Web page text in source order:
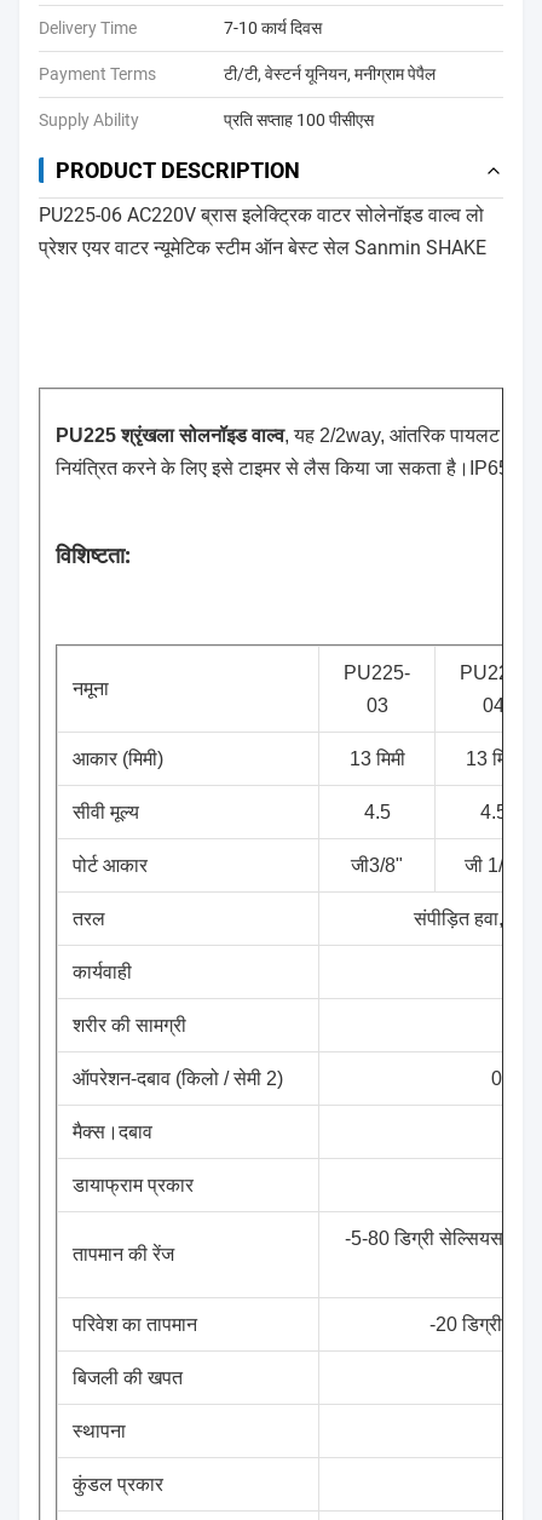
Delivery Time 7-10 कार्य दिवस
Payment Terms टी/टी, वेस्टर्न यूनियन, मनीग्राम पेपैल
Supply Ability प्रति सप्ताह 100 पीसीएस
PRODUCT DESCRIPTION
PU225-06 AC220V ब्रास इलेक्ट्रिक वाटर सोलेनॉइड वाल्व लो
प्रेशर एयर वाटर न्यूमेटिक स्टीम ऑन बेस्ट सेल Sanmin SHAKE
PU225 श्रृंखला सोलनॉइड वाल्व, यह 2/2way, आंतरिक पायलट
नियंत्रित करने के लिए इसे टाइमर से लैस किया जा सकता है।IP65,
विशिष्टता:
नमूना
PU225-
03
PU225-
04
आकार (मिमी) 13 मिमी 13 मिमी
सीवी मूल्य 4.5 4.5
पोर्ट आकार जी3/8" जी 1/2"
तरल संपीड़ित हवा,
कार्यवाही
शरीर की सामग्री
ऑपरेशन-दबाव (किलो / सेमी 2) 0.5 ~
मैक्स।दबाव
डायाफ्राम प्रकार
तापमान की रेंज
-5-80 डिग्री सेल्सियस के
परिवेश का तापमान -20 डिग्री
बिजली की खपत
स्थापना
कुंडल प्रकार